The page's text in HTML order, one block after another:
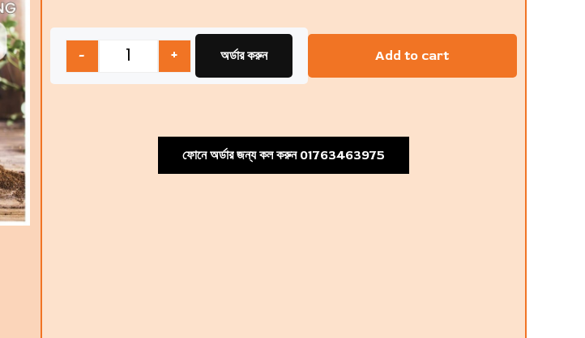
Quantity
- + অর্ডার করুন Add to cart
ফোনে অর্ডার জন্য কল করুন 01763463975